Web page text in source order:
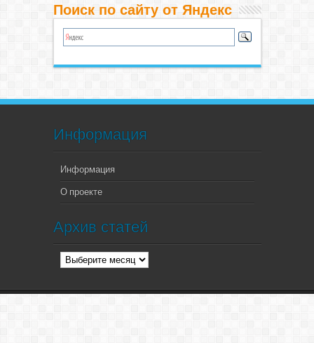
Поиск по сайту от Яндекс
Информация
Информация
О проекте
Архив статей
Архив
статей